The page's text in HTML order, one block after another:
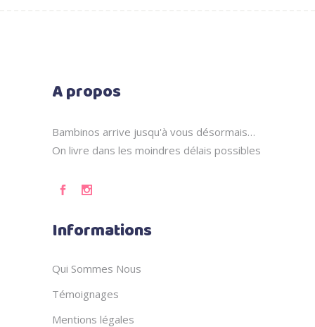
A propos
Bambinos arrive jusqu'à vous désormais…
On livre dans les moindres délais possibles
Informations
Qui Sommes Nous
Témoignages
Mentions légales